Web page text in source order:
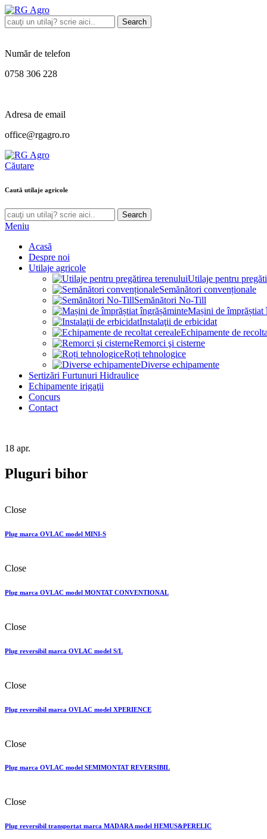
Search
Număr de telefon
0758 306 228
Adresa de email
office@rgagro.ro
Căutare
Caută utilaje agricole
Search
Meniu
Acasă
Despre noi
Utilaje agricole
Utilaje pentru
Semănători convenționale
Semănători No-Till
Mașini de împrăștiat
Instalaţii de erbicidat
Echipamente de
Remorci şi cisterne
Roți tehnologice
Diverse echipamente
Sertizări Furtunuri Hidraulice
Echipamente irigaţii
Concurs
Contact
18 apr.
Pluguri bihor
Close
Plug marca OVLAC model MINI-S
Close
Plug marca OVLAC model MONTAT CONVENTIONAL
Close
Plug reversibil marca OVLAC model S/L
Close
Plug reversibil marca OVLAC model XPERIENCE
Close
Plug marca OVLAC model SEMIMONTAT REVERSIBIL
Close
Plug reversibil transportat marca MADARA model HEMUS&PERELIC